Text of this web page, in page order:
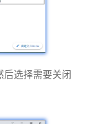
选择需要关闭